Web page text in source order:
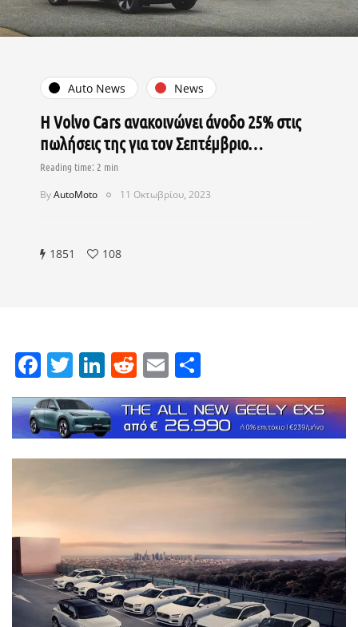
Auto News News
Η Volvo Cars ανακοινώνει άνοδο 25% στις
πωλήσεις της για τον Σεπτέμβριο…
ByAutoMoto 11 Οκτωβρίου, 2023
1851 108
Facebook
Twitter
LinkedIn
Reddit
Email